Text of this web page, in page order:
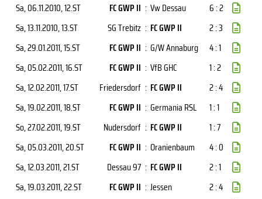
Sa, 06.11.2010, 12.ST FC GWP II : Vw Dessau
6 : 2
Sa, 13.11.2010, 13.ST SG Trebitz : FC GWP II
2 : 3
Sa, 29.01.2011, 15.ST FC GWP II : G/W Annaburg
4 : 1
Sa, 05.02.2011, 16.ST FC GWP II : VfB GHC
1 : 2
Sa, 12.02.2011, 17.ST Friedersdorf : FC GWP II
2 : 4
Sa, 19.02.2011, 18.ST FC GWP II : Germania RSL
1 : 1
So, 27.02.2011, 19.ST Nudersdorf : FC GWP II
1 : 7
Sa, 05.03.2011, 20.ST FC GWP II : Oranienbaum
4 : 0
Sa, 12.03.2011, 21.ST Dessau 97 : FC GWP II
2 : 1
Sa, 19.03.2011, 22.ST FC GWP II : Jessen
2 : 4